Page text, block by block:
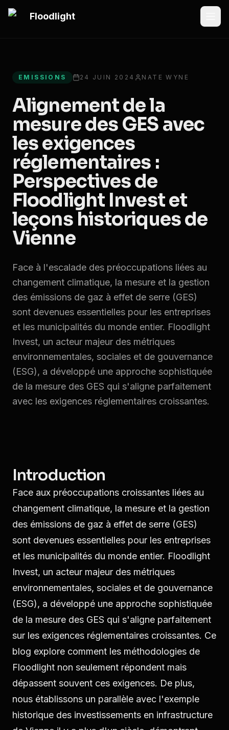
Passer au contenu principal
Floodlight
All articles
EMISSIONS 24 JUIN 2024 NATE WYNE
Alignement de la
mesure des GES avec
les exigences
réglementaires :
Perspectives de
Floodlight Invest et
leçons historiques de
Vienne
Face à l'escalade des préoccupations liées au
changement climatique, la mesure et la gestion
des émissions de gaz à effet de serre (GES)
sont devenues essentielles pour les entreprises
et les municipalités du monde entier. Floodlight
Invest, un acteur majeur des métriques
environnementales, sociales et de gouvernance
(ESG), a développé une approche sophistiquée
de la mesure des GES qui s'aligne parfaitement
avec les exigences réglementaires croissantes.
Introduction
Face aux préoccupations croissantes liées au
changement climatique, la mesure et la gestion
des émissions de gaz à effet de serre (GES)
sont devenues essentielles pour les entreprises
et les municipalités du monde entier. Floodlight
Invest, un acteur majeur des métriques
environnementales, sociales et de gouvernance
(ESG), a développé une approche sophistiquée
de la mesure des GES qui s'aligne parfaitement
sur les exigences réglementaires croissantes. Ce
blog explore comment les méthodologies de
Floodlight non seulement répondent mais
dépassent souvent ces exigences. De plus,
nous établissons un parallèle avec l'exemple
historique des investissements en infrastructure